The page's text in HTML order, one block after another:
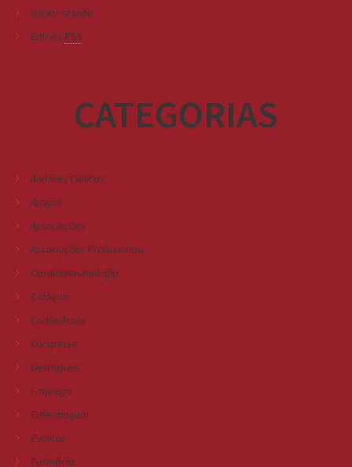
Iniciar sessão
Entries RSS
CATEGORIAS
Análises Clínicas
Artigos
Associações
Associações Profissionais
Cardiopneumologia
Colóquio
Conferência
Congresso
Destaques
Emprego
Enfermagem
Eventos
Farmácia